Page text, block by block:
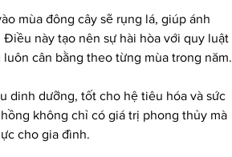
mùa đông cây sẽ rụng lá, giúp ánh
này tạo nên sự hài hòa với quy luật
cân bằng theo từng mùa trong năm.
dinh dưỡng, tốt cho hệ tiêu hóa và sức
không chỉ có giá trị phong thủy mà
cho gia đình.